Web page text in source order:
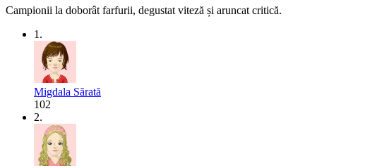
Campionii la doborât farfurii, degustat viteză și aruncat critică.
1.
Migdala Sărată
102
2.